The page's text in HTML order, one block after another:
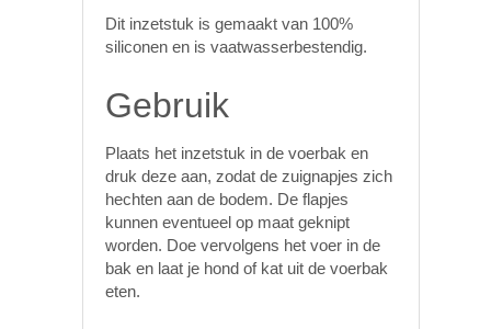
Dit inzetstuk is gemaakt van 100%
siliconen en is vaatwasserbestendig.
Gebruik
Plaats het inzetstuk in de voerbak en
druk deze aan, zodat de zuignapjes zich
hechten aan de bodem. De flapjes
kunnen eventueel op maat geknipt
worden. Doe vervolgens het voer in de
bak en laat je hond of kat uit de voerbak
eten.